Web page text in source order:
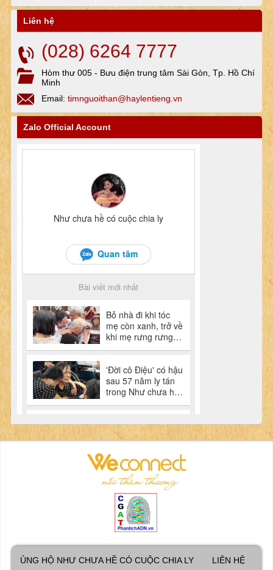
Liên hệ
(028) 6264 7777
Hòm thư 005 - Bưu điện trung tâm Sài Gòn, Tp. Hồ Chí
Minh
Email: timnguoithan@haylentieng.vn
Zalo Official Account
ỦNG HỘ NHƯ CHƯA HỀ CÓ CUỘC CHIA LY LIÊN HỆ